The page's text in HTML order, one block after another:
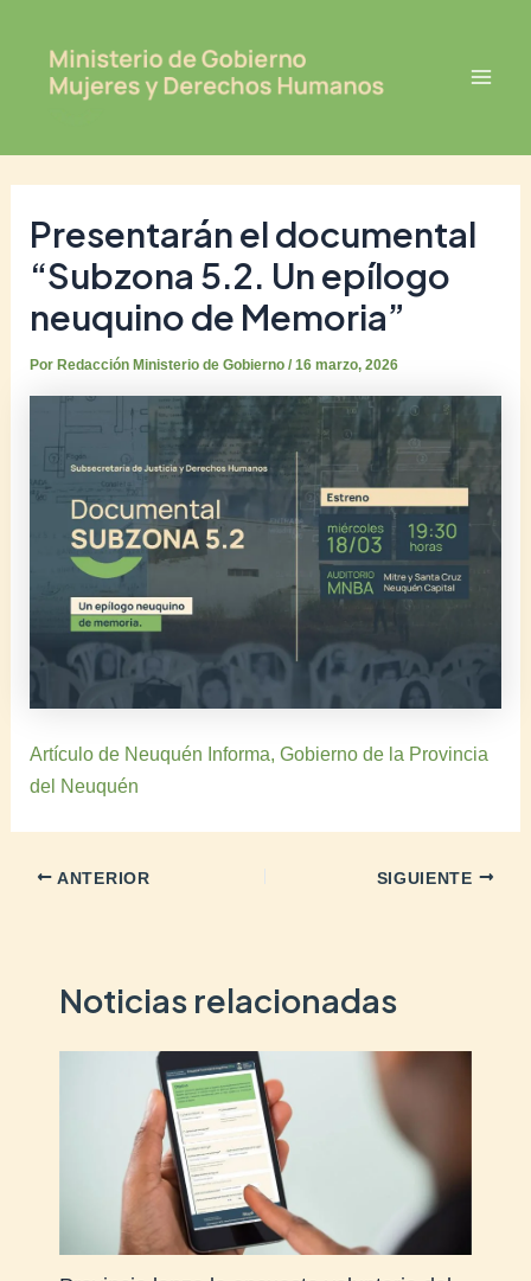
contenido
Presentarán el documental
“Subzona 5.2. Un epílogo
neuquino de Memoria”
Por Redacción Ministerio de Gobierno/16 marzo, 2026
Artículo de Neuquén Informa, Gobierno de la Provincia
del Neuquén
navigation
ANTERIOR SIGUIENTE
Noticias relacionadas